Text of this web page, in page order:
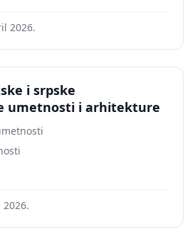
2026.
i srpske
umetnosti i arhitekture